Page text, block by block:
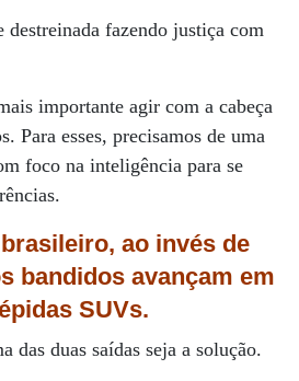
destreinada fazendo justiça com
importante agir com a cabeça
Para esses, precisamos de uma
foco na inteligência para se
ao invés de
bandidos avançam em
SUVs.
das duas saídas seja a solução.